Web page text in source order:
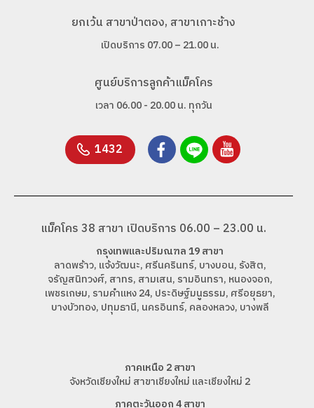
ยกเว้น สาขาป่าตอง, สาขาเกาะช้าง
เปิดบริการ 07.00 – 21.00 น.
ศูนย์บริการลูกค้าแม็คโคร
เวลา 06.00 - 20.00 น. ทุกวัน
1432
แม็คโคร 38 สาขา เปิดบริการ 06.00 – 23.00 น.
กรุงเทพและปริมณฑล 19 สาขา
ลาดพร้าว, แจ้งวัฒนะ, ศรีนครินทร์, บางบอน, รังสิต,
จรัญสนิทวงศ์, สาทร, สามเสน, รามอินทรา, หนองจอก,
เพชรเกษม, รามคำแหง 24, ประดิษฐ์มนูธรรม, ศรีอยุธยา,
บางบัวทอง, ปทุมธานี, นครอินทร์, คลองหลวง, บางพลี
ภาคเหนือ 2 สาขา
จังหวัดเชียงใหม่ สาขาเชียงใหม่ และเชียงใหม่ 2
ภาคตะวันออก 4 สาขา